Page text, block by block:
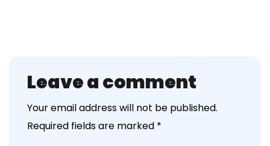
Leave a comment
Your email address will not be published.
Required fields are marked *